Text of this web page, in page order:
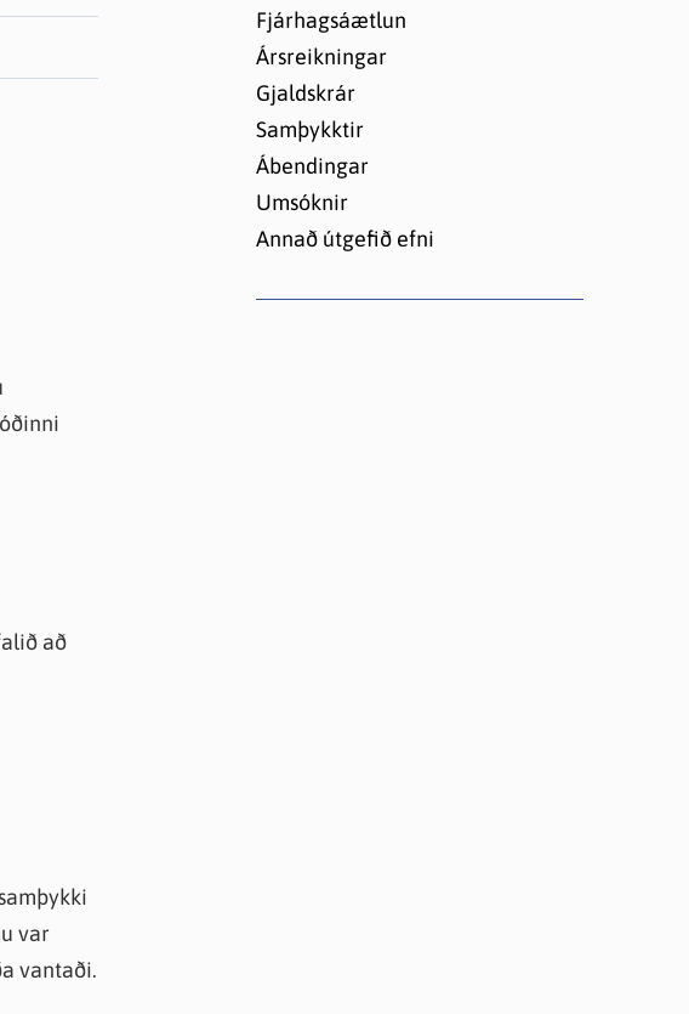
Lóðir í Hrafnagilshverfi
að
var
vantaði.
Fjárhagsáætlun
Ársreikningar
Gjaldskrár
Samþykktir
Ábendingar
Umsóknir
Annað útgefið efni